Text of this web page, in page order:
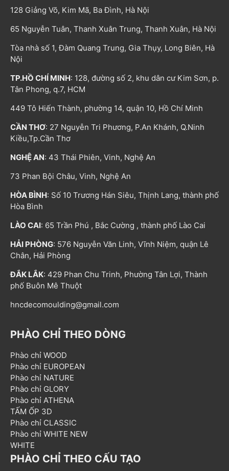
128 Giảng Võ, Kim Mã, Ba Đình, Hà Nội
65 Nguyễn Tuân, Thanh Xuân Trung, Thanh Xuân, Hà Nội
Tòa nhà số 1, Đàm Quang Trung, Gia Thụy, Long Biên, Hà
Nội
TP.HỒ CHÍ MINH: 128, đường số 2, khu dân cư Kim Sơn, p.
Tân Phong, q.7, HCM
449 Tô Hiến Thành, phường 14, quận 10, Hồ Chí Minh
CẦN THƠ: 27 Nguyễn Tri Phương, P.An Khánh, Q.Ninh
Kiều,Tp.Cần Thơ
NGHỆ AN: 43 Thái Phiên, Vinh, Nghệ An
73 Phan Bội Châu, Vinh, Nghệ An
HÒA BÌNH: Số 10 Trương Hán Siêu, Thịnh Lang, thành phố
Hòa Bình
LÀO CAI: 65 Trần Phú , Bắc Cường , thành phố Lào Cai
HẢI PHÒNG: 576 Nguyễn Văn Linh, Vĩnh Niệm, quận Lê
Chân, Hải Phòng
ĐẮK LẮK: 429 Phan Chu Trinh, Phường Tân Lợi, Thành
phố Buôn Mê Thuột
hncdecomoulding@gmail.com
PHÀO CHỈ THEO DÒNG
Phào chỉ WOOD
Phào chỉ EUROPEAN
Phào chỉ NATURE
Phào chỉ GLORY
Phào chỉ ATHENA
TẤM ỐP 3D
Phào chỉ CLASSIC
Phào chỉ WHITE NEW
WHITE
PHÀO CHỈ THEO CẤU TẠO